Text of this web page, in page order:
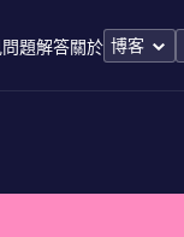
題解答關於 博客